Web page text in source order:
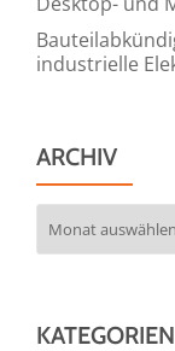
industrielle
ARCHIV
KATEGORIEN